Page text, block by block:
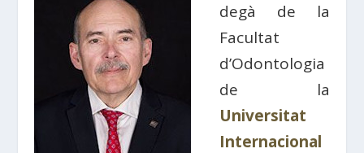
degà de la
Facultat
d’Odontologia
de la
Universitat
Internacional